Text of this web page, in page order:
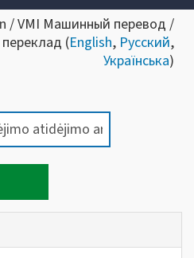
/ VMI Машинный перевод /
(English, Русский,
Українська)